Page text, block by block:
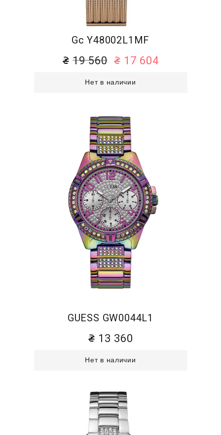
Gc Y48002L1MF
19 560 17 604
Нет в наличии
GUESS GW0044L1
13 360
Нет в наличии